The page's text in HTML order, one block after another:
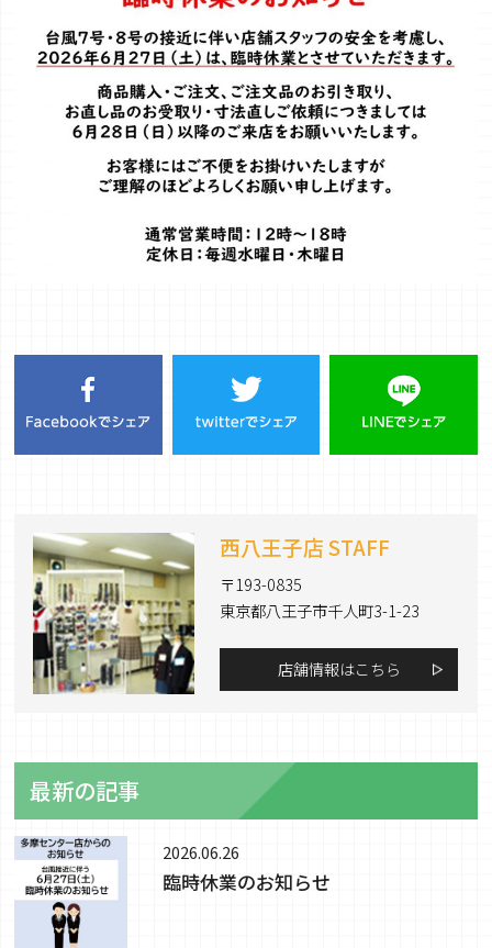
西八王子店 STAFF
〒193-0835
東京都八王子市千人町3-1-23
店舗情報はこちら
最新の記事
2026.06.26
臨時休業のお知らせ